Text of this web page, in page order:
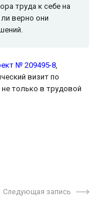
труда к себе на
верно они
№ 209495-8,
визит по
только в трудовой
Следующая запись